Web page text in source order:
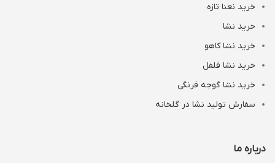
خرید نعنا تازه
خرید نشا
خرید نشا کاهو
خرید نشا فلفل
خرید نشا گوجه فرنگی
سفارش تولید نشا در گلخانه
درباره ما